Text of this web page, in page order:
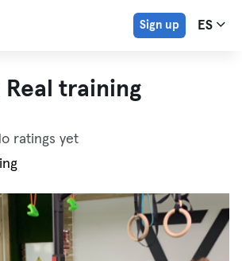
Sign up ES
Real training
ratings yet